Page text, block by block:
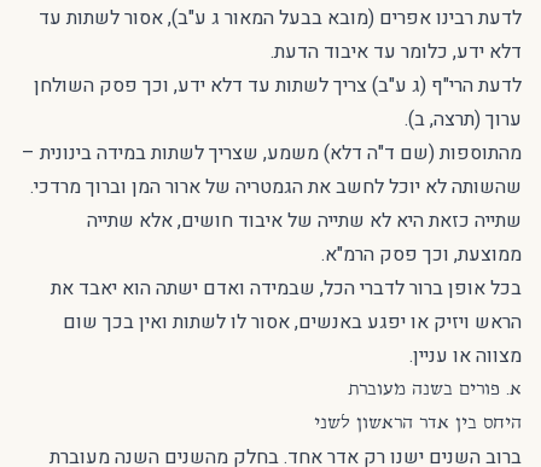
לדעת רבינו אפרים (מובא בבעל המאור ג ע"ב), אסור לשתות עד
דלא ידע, כלומר עד איבוד הדעת.
לדעת הרי"ף (ג ע"ב) צריך לשתות עד דלא ידע, וכך פסק השולחן
ערוך (תרצה, ב).
מהתוספות (שם ד"ה דלא) משמע, שצריך לשתות במידה בינונית –
שהשותה לא יוכל לחשב את הגמטריה של ארור המן וברוך מרדכי.
שתייה כזאת היא לא שתייה של איבוד חושים, אלא שתייה
ממוצעת, וכך פסק הרמ"א.
בכל אופן ברור לדברי הכל, שבמידה ואדם ישתה הוא יאבד את
הראש ויזיק או יפגע באנשים, אסור לו לשתות ואין בכך שום
מצווה או עניין.
א. פורים בשנה מעוברת
היחס בין אדר הראשון לשני
ברוב השנים ישנו רק אדר אחד. בחלק מהשנים השנה מעוברת